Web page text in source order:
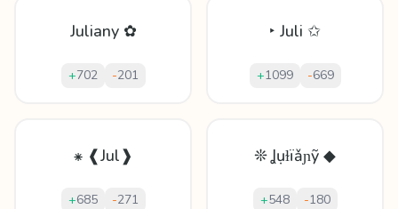
Juliany ✿
+702 -201
‣ Juli ✩
+1099 -669
⁕ ❰Jul❱
+685 -271
❊ Ʝụɫïǎɲỹ ◆
+548 -180